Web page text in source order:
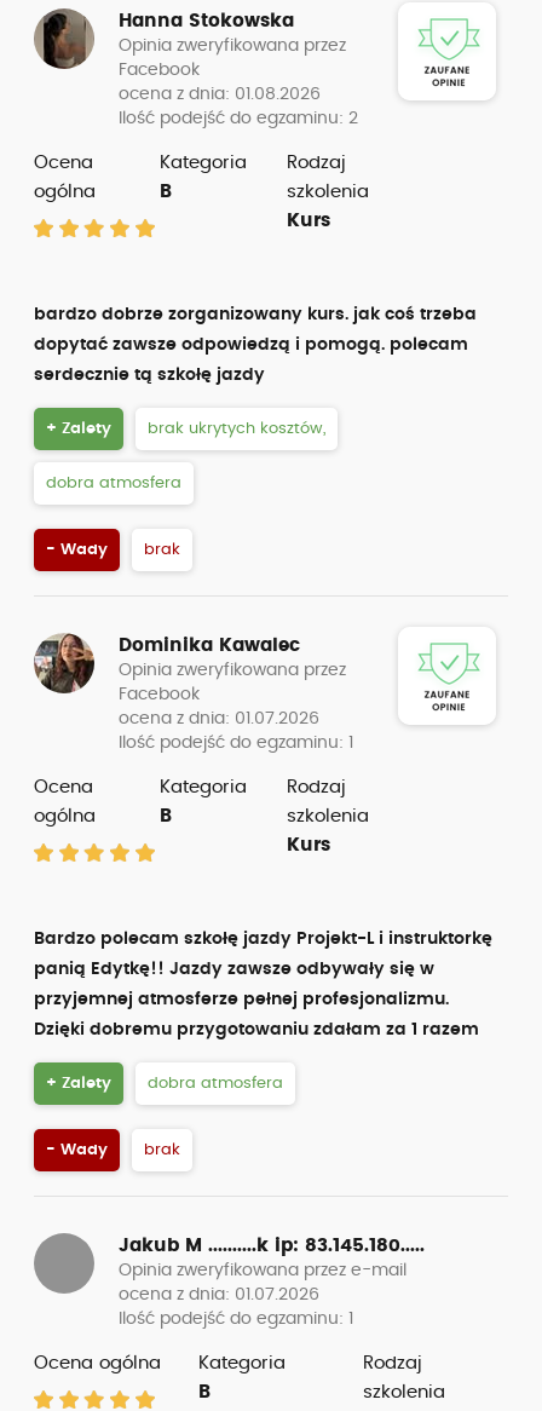
Hanna Stokowska
Opinia zweryfikowana przez
Facebook
ocena z dnia: 01.08.2026
Ilość podejść do egzaminu: 2
Ocena
ogólna
Kategoria
B
Rodzaj
szkolenia
Kurs
bardzo dobrze zorganizowany kurs. jak coś trzeba
dopytać zawsze odpowiedzą i pomogą. polecam
serdecznie tą szkołę jazdy
+ Zalety brak ukrytych kosztów,
dobra atmosfera
- Wady brak
Dominika Kawalec
Opinia zweryfikowana przez
Facebook
ocena z dnia: 01.07.2026
Ilość podejść do egzaminu: 1
Ocena
ogólna
Kategoria
B
Rodzaj
szkolenia
Kurs
Bardzo polecam szkołę jazdy Projekt-L i instruktorkę
panią Edytkę!! Jazdy zawsze odbywały się w
przyjemnej atmosferze pełnej profesjonalizmu.
Dzięki dobremu przygotowaniu zdałam za 1 razem
+ Zalety dobra atmosfera
- Wady brak
Jakub M ..........k ip: 83.145.180.....
Opinia zweryfikowana przez e-mail
ocena z dnia: 01.07.2026
Ilość podejść do egzaminu: 1
Ocena ogólna
Kategoria
B
Rodzaj
szkolenia